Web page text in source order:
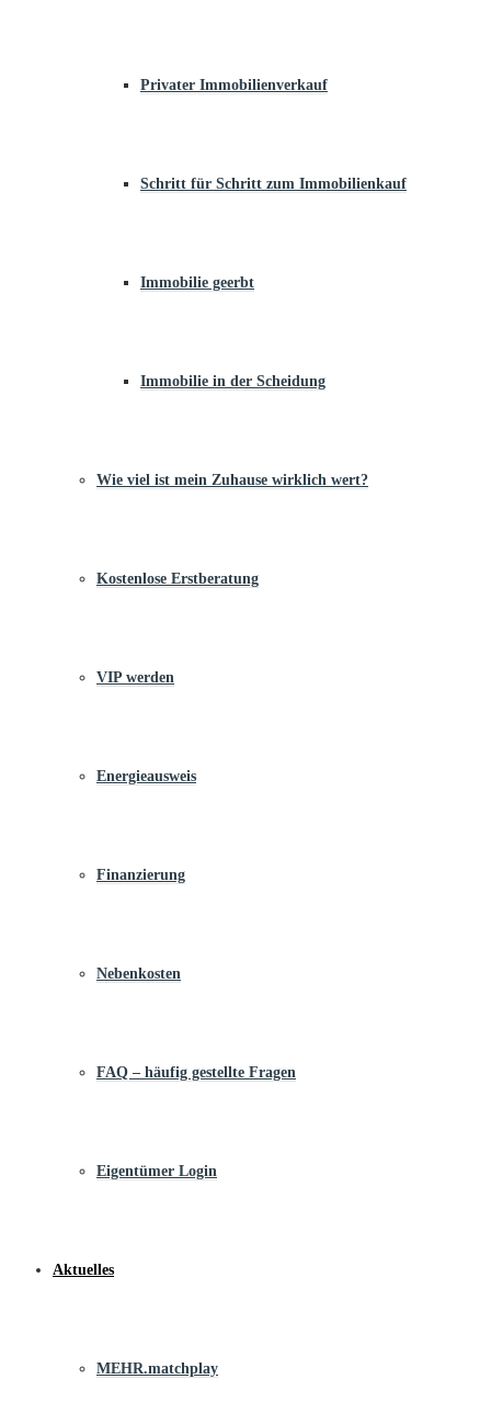
Privater Immobilienverkauf
Schritt für Schritt zum Immobilienkauf
Immobilie geerbt
Immobilie in der Scheidung
Wie viel ist mein Zuhause wirklich wert?
Kostenlose Erstberatung
VIP werden
Energieausweis
Finanzierung
Nebenkosten
FAQ – häufig gestellte Fragen
Eigentümer Login
Aktuelles
MEHR.matchplay